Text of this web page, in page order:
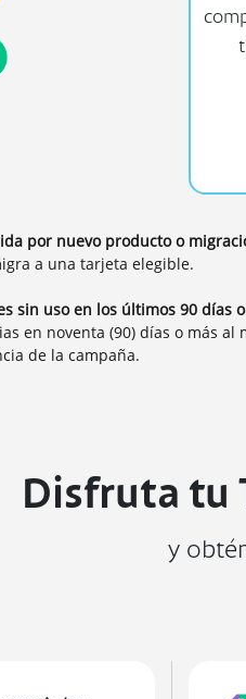
por nuevo producto o
a una tarjeta elegible.
sin uso en los últimos 90 días
en noventa (90) días o más
de la campaña.
Disfruta tu
y